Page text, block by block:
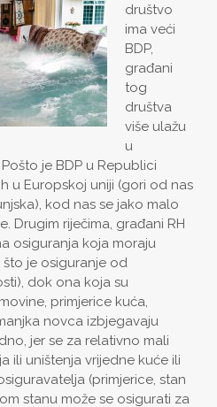
društvo
ima veći
BDP,
građani
tog
društva
više ulažu
u
je BDP u Republici
u Europskoj uniji (gori od nas
kod nas se jako malo
Drugim riječima, građani RH
osiguranja koja moraju
je osiguranje od
dok ona koja su
primjerice kuća,
novca izbjegavaju
jer se za relativno mali
ili uništenja vrijedne kuće ili
(primjerice, stan
stanu može se osigurati za